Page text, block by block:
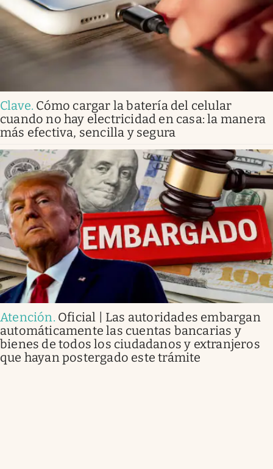
Clave. Cómo cargar la batería del celular
cuando no hay electricidad en casa: la manera
más efectiva, sencilla y segura
Atención. Oficial | Las autoridades embargan
automáticamente las cuentas bancarias y
bienes de todos los ciudadanos y extranjeros
que hayan postergado este trámite